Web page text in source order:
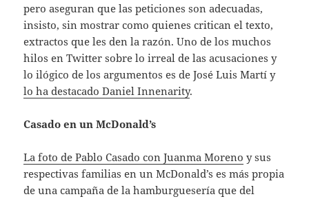
pero aseguran que las peticiones son adecuadas,
insisto, sin mostrar como quienes critican el texto,
extractos que les den la razón. Uno de los muchos
hilos en Twitter sobre lo irreal de las acusaciones y
lo ilógico de los argumentos es de José Luis Martí y
lo ha destacado Daniel Innenarity.
Casado en un McDonald’s
La foto de Pablo Casado conJuanma Moreno y sus
respectivas familias en un McDonald’s es más propia
de una campaña de la hamburguesería que del